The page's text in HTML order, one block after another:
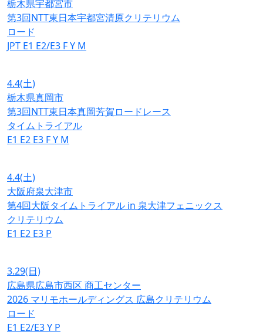
栃木県宇都宮市
第3回NTT東日本宇都宮清原クリテリウム
ロード
JPT E1 E2/E3 FY M
4.4(土)
栃木県真岡市
第3回NTT東日本真岡芳賀ロードレース
タイムトライアル
E1 E2 E3 FY M
4.4(土)
大阪府泉大津市
第4回大阪タイムトライアル in 泉大津フェニックス
クリテリウム
E1 E2 E3 P
3.29(日)
広島県広島市西区 商工センター
2026 マリモホールディングス 広島クリテリウム
ロード
E1 E2/E3Y P